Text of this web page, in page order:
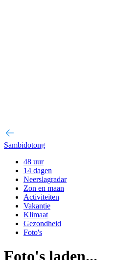
Sambidotong
48 uur
14 dagen
Neerslagradar
Zon en maan
Activiteiten
Vakantie
Klimaat
Gezondheid
Foto's
Foto's laden...